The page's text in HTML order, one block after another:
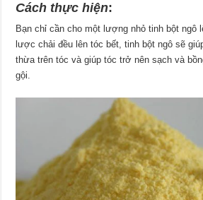
Cách thực hiện:
Bạn chỉ cần cho một lượng nhỏ tinh bột ngô
lược chải đều lên tóc bết, tinh bột ngô sẽ
thừa trên tóc và giúp tóc trở nên sạch và
gội.